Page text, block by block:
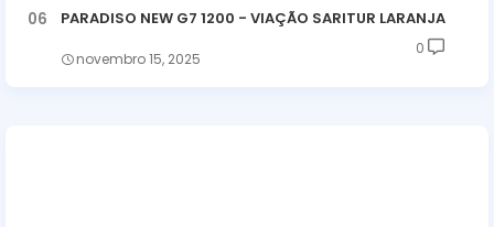
PARADISO NEW G7 1200 - VIAÇÃO SARITUR LARANJA
novembro 15, 2025
0